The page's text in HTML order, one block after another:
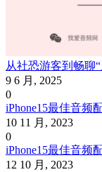
从社恐游客到畅聊
9 6 月, 2025
0
iPhone15最佳音频
10 11 月, 2023
0
iPhone15最佳音频
12 10 月, 2023